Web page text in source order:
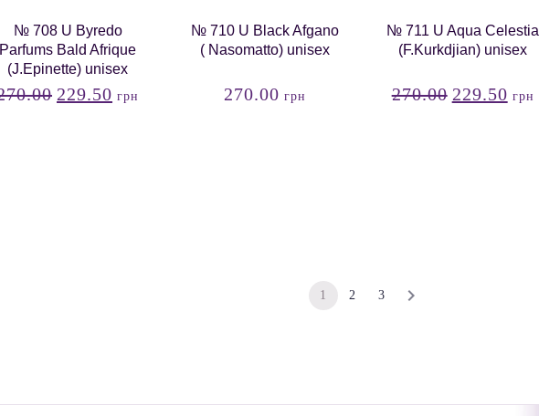
№ 708 U Byredo
Parfums Bald Afrique
(J.Epinette) unisex
229.50 грн
№ 710 U Black Afgano
( Nasomatto) unisex
270.00 грн
№ 711 U Aqua Celestia
(F.Kurkdjian) unisex
270.00 229.50 грн
1 2 3